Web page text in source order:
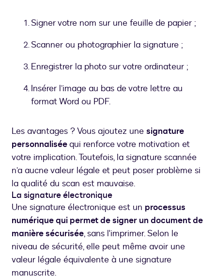
Signer votre nom sur une feuille de papier ;
Scanner ou photographier la signature ;
Enregistrer la photo sur votre ordinateur ;
Insérer l’image au bas de votre lettre au
format Word ou PDF.
Les avantages ? Vous ajoutez une signature
personnaliséequi renforce votre motivation et
votre implication. Toutefois, la signature scannée
n’a aucne valeur légale et peut poser problème si
la qualité du scan est mauvaise.
La signature électronique
Une signature électronique est un processus
numérique qui permet de signer un document de
manière sécurisée, sans l'imprimer. Selon le
niveau de sécurité, elle peut même avoir une
valeur légale équivalente à une signature
manuscrite.